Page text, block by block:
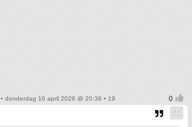
• donderdag 16 april 2026 @ 20:36 • 19